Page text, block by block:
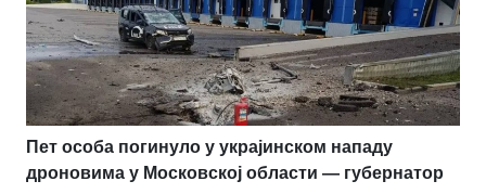
Пет особа погинуло у украјинском нападу
дроновима у Московској области — губернатор